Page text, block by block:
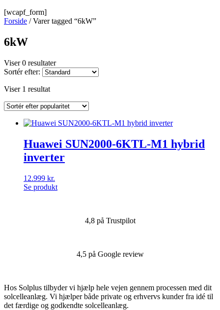
[wcapf_form]
Forside / Varer tagged “6kW”
6kW
Viser 0 resultater
Sortér efter:
Viser 1 resultat
Huawei SUN2000-6KTL-M1 hybrid
inverter
12.999 kr.
Se produkt
4,8 på Trustpilot
4,5 på Google review
Hos Solplus tilbyder vi hjælp hele vejen gennem processen med dit
solcelleanlæg. Vi hjælper både private og erhvervs kunder fra idé til
det færdige og godkendte solcelleanlæg.